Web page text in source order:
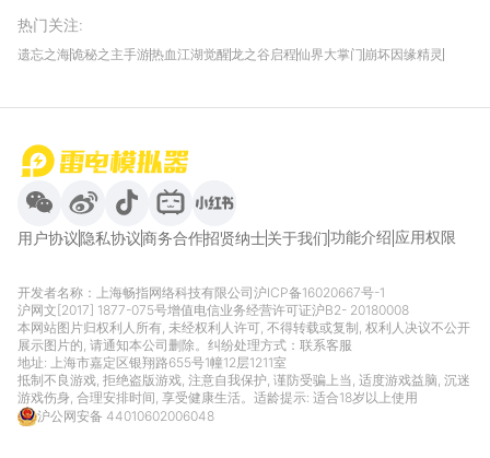
我爱vr网华军软件园
热门关注:
遗忘之海诡秘之主手游热血江湖觉醒龙之谷启程仙界大掌门 崩坏因缘精灵
用户协议隐私协议商务合作招贤纳士关于我们功能介绍 应用权限
开发者名称：上海畅指网络科技有限公司沪ICP备16020667号-1
沪网文[2017] 1877-075号增值电信业务经营许可证沪B2- 20180008
本网站图片归权利人所有, 未经权利人许可, 不得转载或复制, 权利人决议不公开
展示图片的, 请通知本公司删除。纠纷处理方式： 联系客服
地址: 上海市嘉定区银翔路655号1幢12层1211室
抵制不良游戏, 拒绝盗版游戏, 注意自我保护, 谨防受骗上当, 适度游戏益脑, 沉迷
游戏伤身, 合理安排时间, 享受健康生活。适龄提示: 适合18岁以上使用
沪公网安备 44010602006048
首页
微信
微博 抖音 哔哩哔哩